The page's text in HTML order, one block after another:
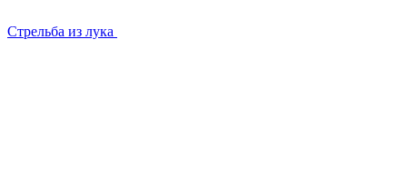
Стрельба из лука